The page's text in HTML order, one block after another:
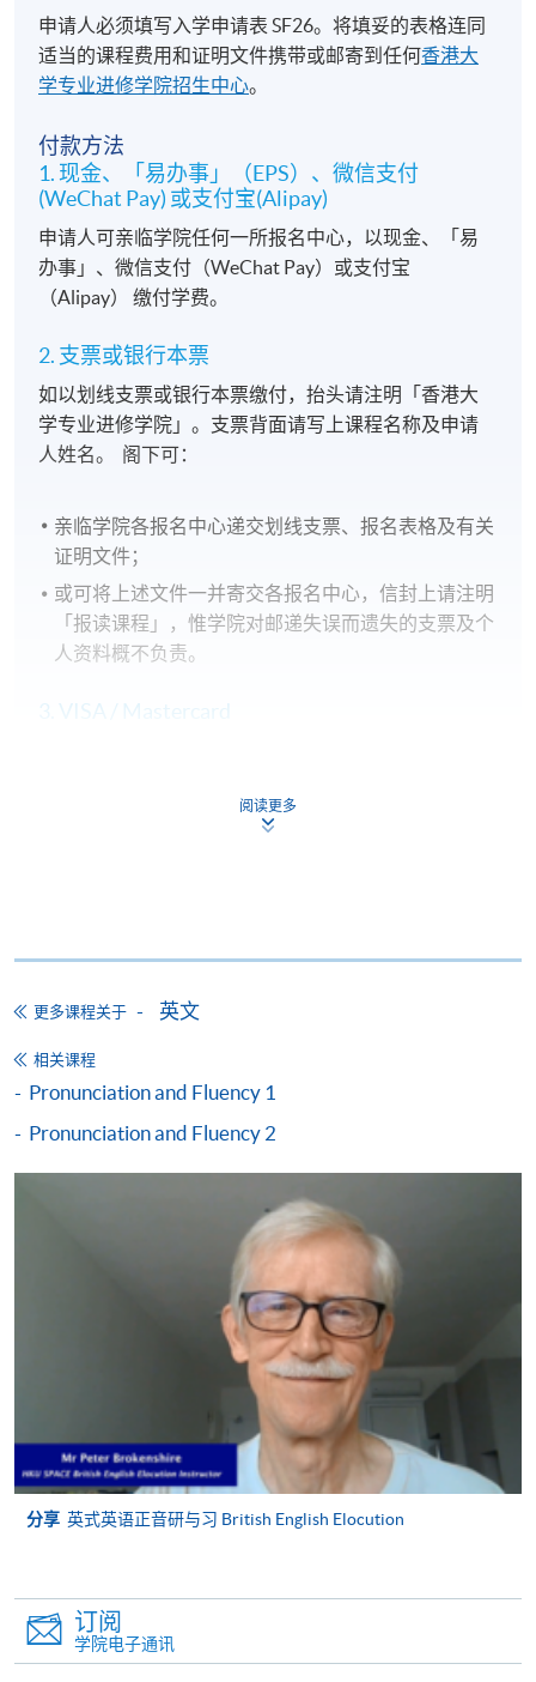
British English Elocution
开课日期
时间
2:00pm - 5:00pm
Causeway Bay, Hong Kong
导师
Mr. Peter Brokenshire
日期 / 时间
逢周日，2.00 pm - 5.00 pm
修业期
8 讲
每讲3小时
地点
申请人必须填写入学申请表 SF26。将填妥的表格连同
适当的课程费用和证明文件携带或邮寄到任何香港大
学专业进修学院招生中心。
付款方法
1. 现金、「易办事」（EPS）、微信支付
(WeChat Pay) 或支付宝(Alipay)
申请人可亲临学院任何一所报名中心，以现金、「易
办事」、微信支付（WeChat Pay）或支付宝
（Alipay） 缴付学费。
2. 支票或银行本票
如以划线支票或银行本票缴付，抬头请注明「香港大
学专业进修学院」。支票背面请写上课程名称及申请
人姓名。 阁下可：
亲临学院各报名中心递交划线支票、报名表格及有关
证明文件；
或可将上述文件一并寄交各报名中心，信封上请注明
「报读课程」，惟学院对邮递失误而遗失的支票及个
人资料概不负责。
3. VISA / Mastercard
Mastercard卡」）缴付学费。香港大学专业进修学院
Mastercard卡持有人，如报读课程满港币2,000元，可
4. 网上缴费服务
大部份公开招生的课程（以先到先得形式报名）及个
别学历颁授课程提供网上报名/注册服务，申请人可在
网上使用「缴费灵」（不适用於手机）、VISA或
Mastercard缴付有关课程的报名费或学费。除上述支
员亦可以微信支付（Online WeChat Pay）、支付宝
（Online Alipay）或转数快（FPS）缴付学费，详情请
网上报名服务。
如报读课程将在五个工作天内开课，为免邮递延误报
名程序，建议申请人亲身到学院报名中心报名，并避
除由学院裁定的特殊情况（例如课程因报名人数不足
准退还款项，以现金、易办事、微信支付、支付宝、
到支付款项时使用的信用卡户口。
除本学院网页所列明的学费外，个别课程或有其他额
阅读更多
更多课程关于 英文
相关课程
Pronunciation and Fluency 1
Pronunciation and Fluency 2
分享 英式英语正音研与习 British English Elocution
订阅
学院电子通讯